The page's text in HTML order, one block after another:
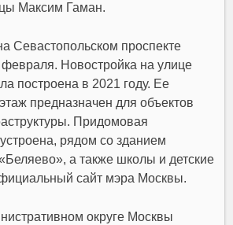
Максим Гаман.
Севастопольском проспекте
февраля. Новостройка на улице
построена в 2021 году. Ее
предназначен для объектов
Придомовая
рядом со зданием
а также школы и детские
сайт мэра Москвы.
округе Москвы